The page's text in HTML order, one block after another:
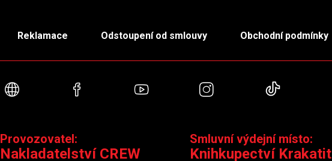
Reklamace Odstoupení od smlouvy Obchodní podmínky
Webové stránkyFacebookYouTube Instagram
Provozovatel:
Nakladatelství CREW
Smluvní výdejní místo:
Knihkupectví Krakatit